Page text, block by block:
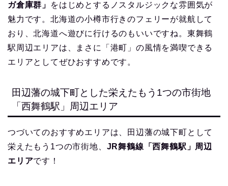
ガ倉庫群」
をはじめとするノスタルジックな雰囲気が
魅力です。北海道の小樽市行きのフェリーが就航して
おり、北海道へ遊びに行けるのもいいですね。東舞鶴
駅周辺エリアは、まさに「港町」の風情を満喫できる
エリアとしてぜひおすすめです。
田辺藩の城下町とした栄えたもう1つの市街地
「西舞鶴駅」周辺エリア
つづいてのおすすめエリアは、田辺藩の城下町として
栄えたもう1つの市街地、 JR舞鶴線「西舞鶴駅」周辺
エリアです！